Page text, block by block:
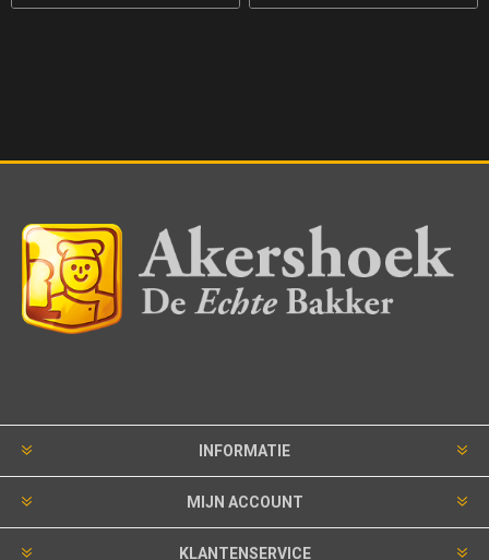
INFORMATIE
MIJN ACCOUNT
KLANTENSERVICE